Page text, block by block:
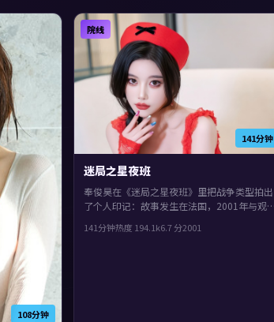
108分钟
141分钟
院线
迷局之星夜班
奉俊昊在《迷局之星夜班》里把战争类型拍出
了个人印记：故事发生在法国，2001年与观
节奏前半段克制蓄力，后半段集中爆发，观感
141分钟热度 194.1k6.7分2001